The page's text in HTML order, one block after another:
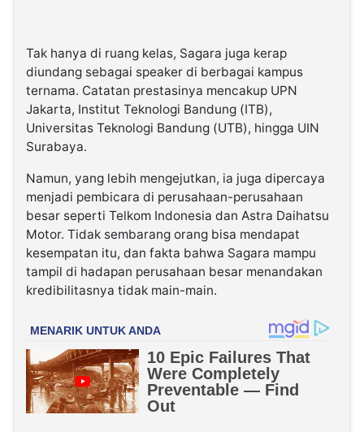
Tak hanya di ruang kelas, Sagara juga kerap
diundang sebagai speaker di berbagai kampus
ternama. Catatan prestasinya mencakup UPN
Jakarta, Institut Teknologi Bandung (ITB),
Universitas Teknologi Bandung (UTB), hingga UIN
Surabaya.
Namun, yang lebih mengejutkan, ia juga dipercaya
menjadi pembicara di perusahaan-perusahaan
besar seperti Telkom Indonesia dan Astra Daihatsu
Motor. Tidak sembarang orang bisa mendapat
kesempatan itu, dan fakta bahwa Sagara mampu
tampil di hadapan perusahaan besar menandakan
kredibilitasnya tidak main-main.